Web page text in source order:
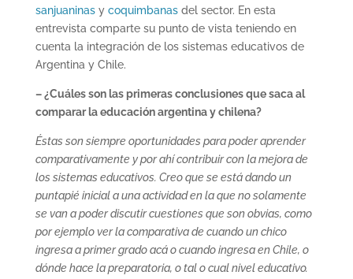
sanjuaninasy coquimbanasdel sector. En esta
entrevista comparte su punto de vista teniendo en
cuenta la integración de los sistemas educativos de
Argentina y Chile.
– ¿Cuáles son las primeras conclusiones que saca al
comparar la educación argentina y chilena?
Éstas son siempre oportunidades para poder aprender
comparativamente y por ahí contribuir con la mejora de
los sistemas educativos. Creo que se está dando un
puntapié inicial a una actividad en la que no solamente
se van a poder discutir cuestiones que son obvias, como
por ejemplo ver la comparativa de cuando un chico
ingresa a primer grado acá o cuando ingresa en Chile, o
dónde hace la preparatoria, o tal o cual nivel educativo.